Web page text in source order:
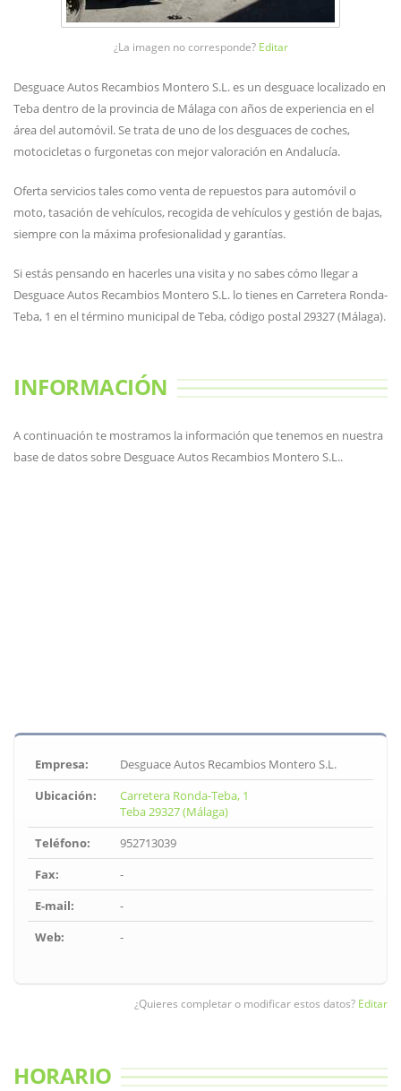
¿La imagen no corresponde? Editar
Desguace Autos Recambios Montero S.L. es un desguace localizado en
Teba dentro de la provincia de Málaga con años de experiencia en el
área del automóvil. Se trata de uno de los desguaces de coches,
motocicletas o furgonetas con mejor valoración en Andalucía.
Oferta servicios tales como venta de repuestos para automóvil o
moto, tasación de vehículos, recogida de vehículos y gestión de bajas,
siempre con la máxima profesionalidad y garantías.
Si estás pensando en hacerles una visita y no sabes cómo llegar a
Desguace Autos Recambios Montero S.L. lo tienes en Carretera Ronda-
Teba, 1 en el término municipal de Teba, código postal 29327 (Málaga).
INFORMACIÓN
A continuación te mostramos la información que tenemos en nuestra
base de datos sobre Desguace Autos Recambios Montero S.L..
Empresa:
Desguace Autos Recambios Montero S.L.
Ubicación:
Carretera Ronda-Teba, 1
Teba 29327 (Málaga)
Teléfono:
952713039
Fax:
-
E-mail:
-
Web:
-
¿Quieres completar o modificar estos datos? Editar
HORARIO